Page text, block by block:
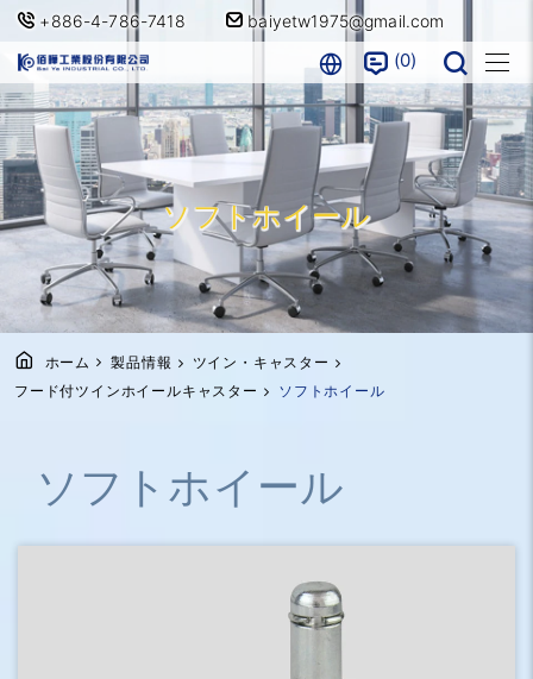
+886-4-786-7418 baiyetw1975@gmail.com
0
ソフトホイール
ホーム 製品情報
ツイン・キャスター
フード付ツインホイールキャスター
ソフトホイール
ソフトホイール